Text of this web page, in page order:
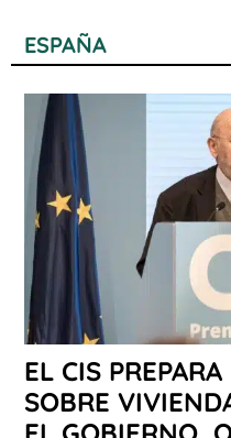
ESPAÑA
EL CIS
SOBRE